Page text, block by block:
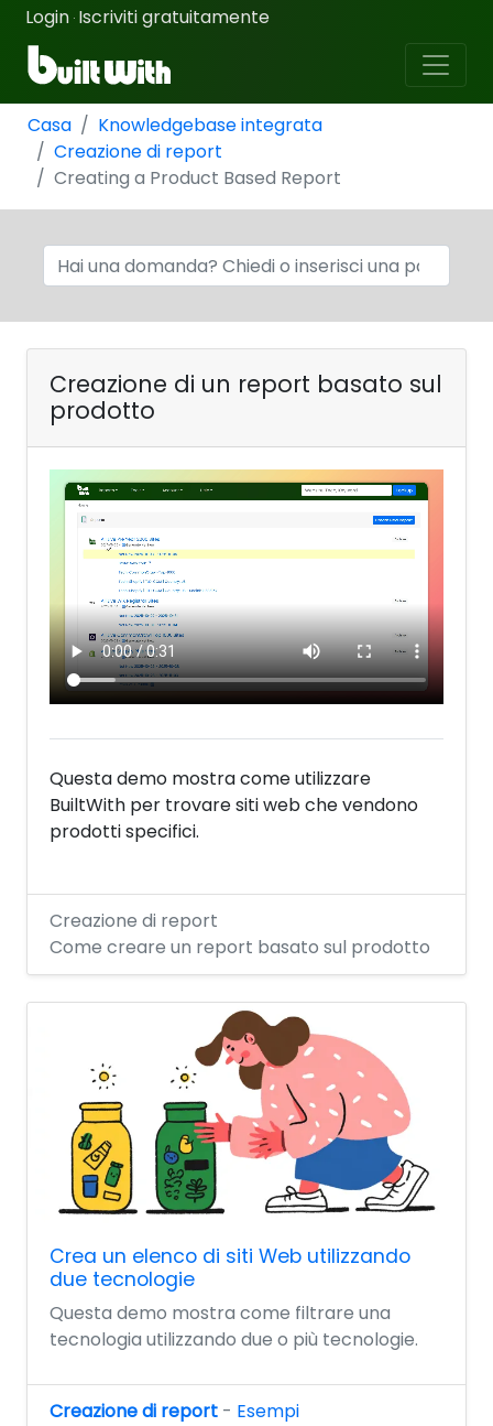
Login · Iscriviti gratuitamente
Casa
Knowledgebase integrata
Creazione di report
Creating a Product Based Report
Creazione di un report basato sul
prodotto
Questa demo mostra come utilizzare
BuiltWith per trovare siti web che vendono
prodotti specifici.
Creazione di report
Come creare un report basato sul prodotto
Crea un elenco di siti Web utilizzando
due tecnologie
Questa demo mostra come filtrare una
tecnologia utilizzando due o più tecnologie.
Creazione di report - Esempi